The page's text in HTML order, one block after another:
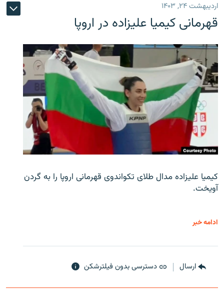
اردیبهشت ۲۴, ۱۴۰۳
قهرمانی کیمیا علیزاده در اروپا
کیمیا علیزاده مدال طلای تکواندوی قهرمانی اروپا را به گردن
آویخت.
ادامه خبر
ارسال دسترسی بدون فیلترشکن